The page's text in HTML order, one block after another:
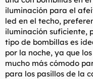
iluminación para el
led en el techo,
iluminación suficiente,
tipo de bombillas es
por la noche, ya que
mucho más cómodo
para los pasillos de la